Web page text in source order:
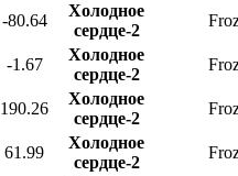
-80.64
Холодное
сердце-2
-1.67
Холодное
сердце-2
190.26
Холодное
сердце-2
61.99
Холодное
сердце-2